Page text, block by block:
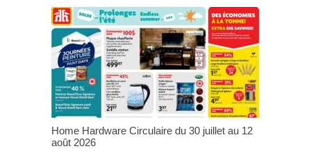
Home Hardware Circulaire du 30 juillet au 12
août 2026